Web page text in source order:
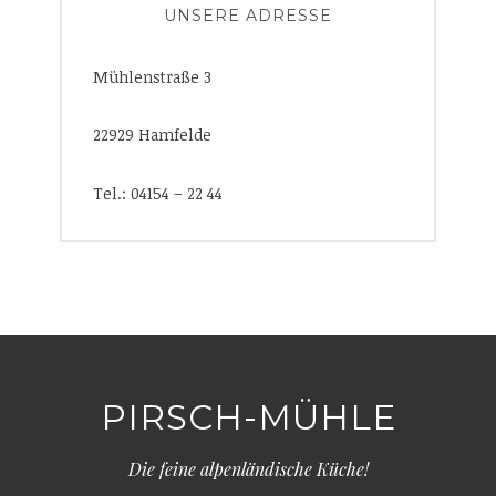
UNSERE ADRESSE
Mühlenstraße 3
22929 Hamfelde
Tel.: 04154 – 22 44
PIRSCH-MÜHLE
Die feine alpenländische Küche!